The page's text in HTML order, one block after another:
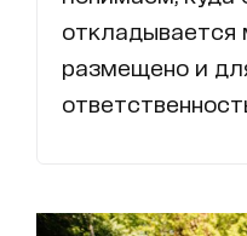
откладывается
размещено и